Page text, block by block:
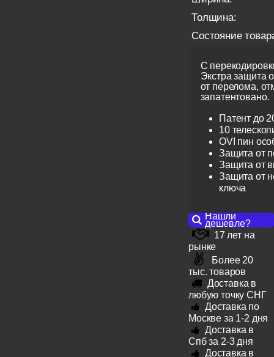
Толщина:
Состояние
С
Экстра защита
от перелома,
запатентовано.
Патент до
10
OVI пин
Защита от
Защита от
Защита от
ключа
Нашли
дешевле?
17 лет на
рынке
Более 20
тыс. товаров
Доставка в
любую точку СНГ
Доставка по
Москве за 1-2 дня
Доставка в
Спб за 2-3 дня
Доставка в